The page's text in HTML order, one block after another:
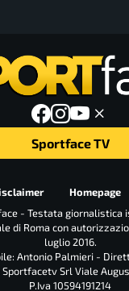
Sportface TV
Homepage
- Testata
di Roma con
luglio 2016.
Antonio Palmieri -
Srl Viale
P.Iva 10594191214